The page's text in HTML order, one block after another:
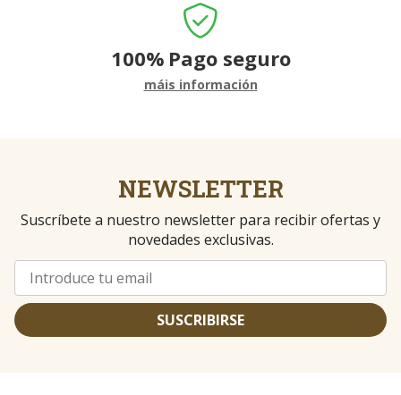
100% Pago seguro
máis información
NEWSLETTER
Suscríbete a nuestro newsletter para recibir ofertas y
novedades exclusivas.
SUSCRIBIRSE